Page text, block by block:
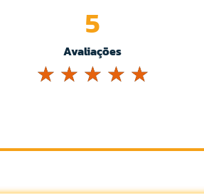
Avaliações
5
☆ ☆ ☆ ☆ ☆